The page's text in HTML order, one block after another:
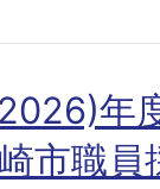
年
市職